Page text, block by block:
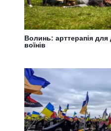
Волинь: арттерапія
воїнів